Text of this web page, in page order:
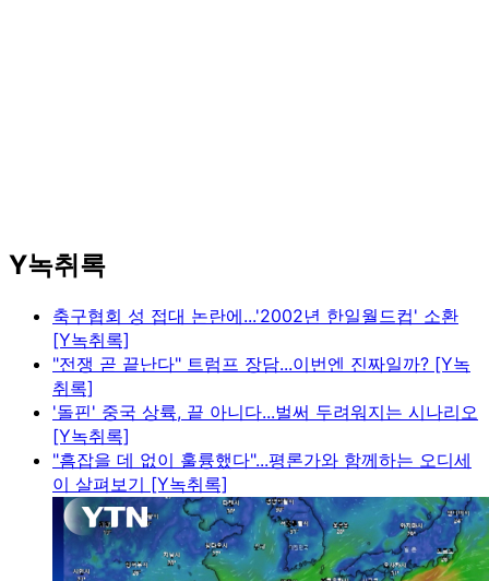
Y녹취록
축구협회 성 접대 논란에...'2002년 한일월드컵' 소환
[Y녹취록]
"전쟁 곧 끝난다" 트럼프 장담...이번엔 진짜일까? [Y녹
취록]
'돌핀' 중국 상륙, 끝 아니다...벌써 두려워지는 시나리오
[Y녹취록]
"흠잡을 데 없이 훌륭했다"...평론가와 함께하는 오디세
이 살펴보기 [Y녹취록]